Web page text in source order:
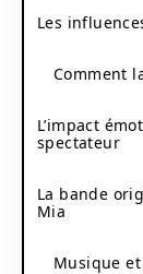
Les
Comment
L’impact
spectateur
La bande
Mia
Musique